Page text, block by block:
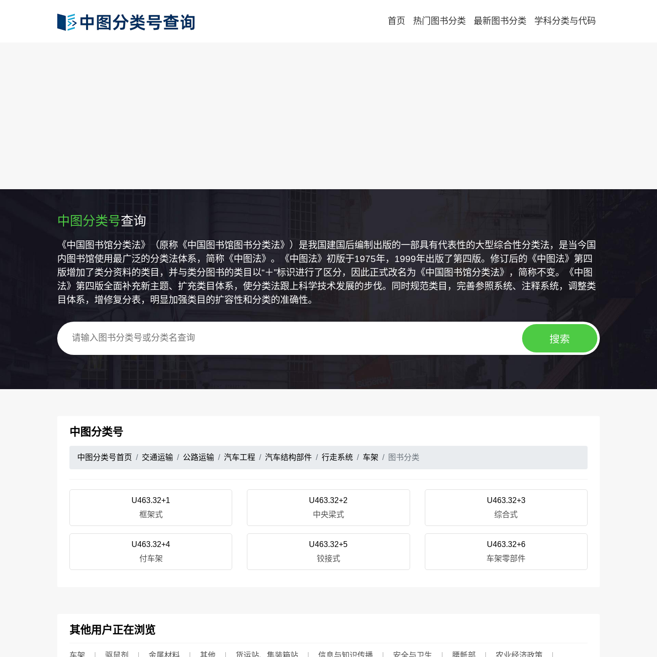
首页 热门图书分类 最新图书分类 学科分类与代码
中图分类号查询
《中国图书馆分类法》（原称《中国图书馆图书分类法》）是我国建国后编制出版的一部具有代表性的大型综合性分类法，是当今国
内图书馆使用最广泛的分类法体系，简称《中图法》。《中图法》初版于1975年，1999年出版了第四版。修订后的《中图法》第四
版增加了类分资料的类目，并与类分图书的类目以“＋”标识进行了区分，因此正式改名为《中国图书馆分类法》，简称不变。《中图
法》第四版全面补充新主题、扩充类目体系，使分类法跟上科学技术发展的步伐。同时规范类目，完善参照系统、注释系统，调整类
目体系，增修复分表，明显加强类目的扩容性和分类的准确性。
中图分类号
中图分类号首页 交通运输 公路运输 汽车工程 汽车结构部件 行走系统 车架 图书分类
U463.32+1
框架式
U463.32+2
中央梁式
U463.32+3
综合式
U463.32+4
付车架
U463.32+5
铰接式
U463.32+6
车架零部件
其他用户正在浏览
车架 驱鼠剂 金属材料 其他 货运站、集装箱站 信息与知识传播 安全与卫生 腰骶部 农业经济政策